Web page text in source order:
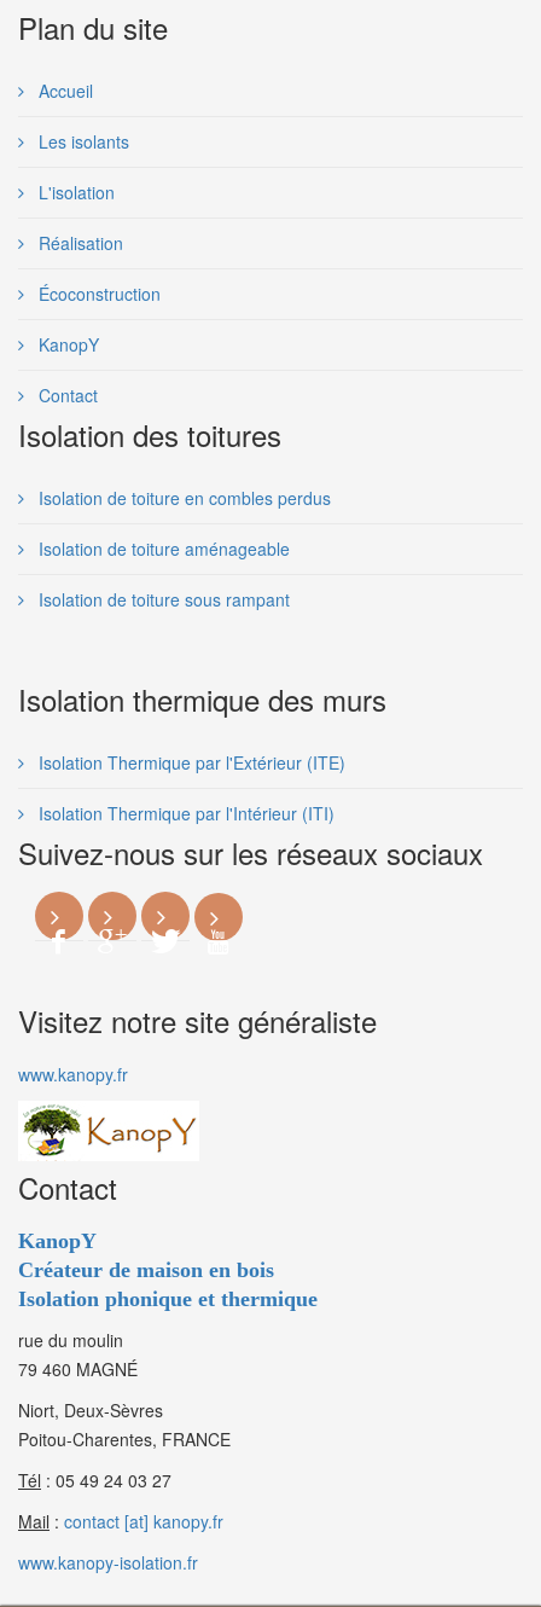
Plan du site
Accueil
Les isolants
L'isolation
Réalisation
Écoconstruction
KanopY
Contact
Isolation des toitures
Isolation de toiture en combles perdus
Isolation de toiture aménageable
Isolation de toiture sous rampant
Isolation thermique des murs
Isolation Thermique par l'Extérieur (ITE)
Isolation Thermique par l'Intérieur (ITI)
Suivez-nous sur les réseaux sociaux
Visitez notre site généraliste
www.kanopy.fr
Contact
KanopY
Créateur de maison en bois
Isolation phonique et thermique
rue du moulin
79 460 MAGNÉ
Niort, Deux-Sèvres
Poitou-Charentes, FRANCE
Tél : 05 49 24 03 27
Mail : contact [at] kanopy.fr
www.kanopy-isolation.fr